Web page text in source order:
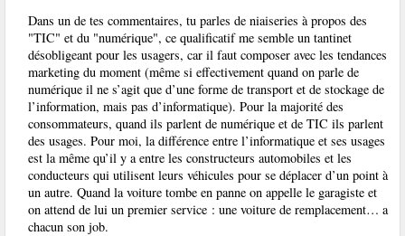
Dans un de tes commentaires, tu parles de niaiseries à propos des
"TIC" et du "numérique", ce qualificatif me semble un tantinet
désobligeant pour les usagers, car il faut composer avec les tendances
marketing du moment (même si effectivement quand on parle de
numérique il ne s’agit que d’une forme de transport et de stockage de
l’information, mais pas d’informatique). Pour la majorité des
consommateurs, quand ils parlent de numérique et de TIC ils parlent
des usages. Pour moi, la différence entre l’informatique et ses usages
est la même qu’il y a entre les constructeurs automobiles et les
conducteurs qui utilisent leurs véhicules pour se déplacer d’un point à
un autre. Quand la voiture tombe en panne on appelle le garagiste et
on attend de lui un premier service : une voiture de remplacement… a
chacun son job.